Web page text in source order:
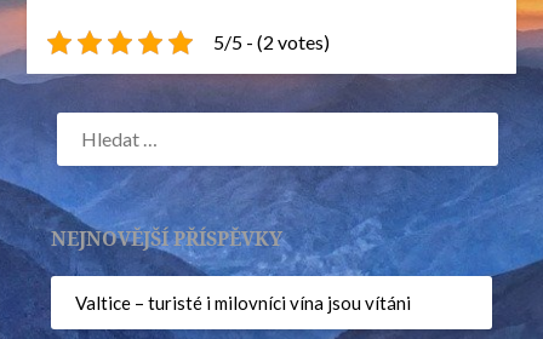
5/5 - (2 votes)
NEJNOVĚJŠÍ PŘÍSPĚVKY
Valtice – turisté i milovníci vína jsou vítáni